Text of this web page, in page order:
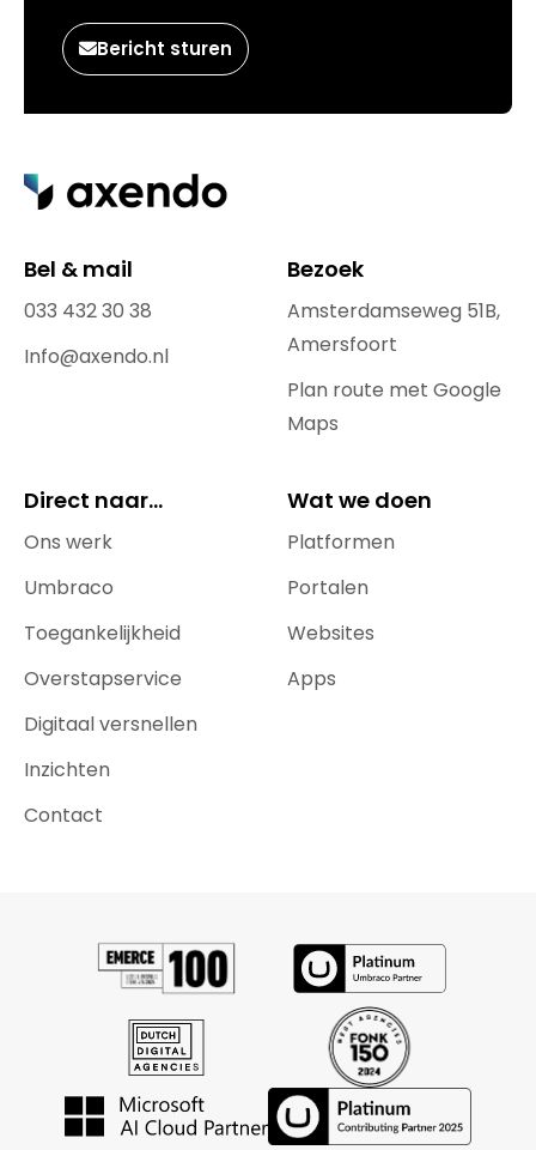
Bericht sturen
Bel & mail
033 432 30 38
Info@axendo.nl
Bezoek
Amsterdamseweg 51B,
Amersfoort
Plan route met Google
Maps
Direct naar...
Ons werk
Umbraco
Toegankelijkheid
Overstapservice
Digitaal versnellen
Inzichten
Contact
Wat we doen
Platformen
Portalen
Websites
Apps